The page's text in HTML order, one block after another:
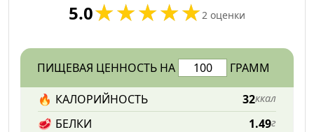
5.0 2 оценки
ПИЩЕВАЯ ЦЕННОСТЬ НА ГРАММ
🔥 КАЛОРИЙНОСТЬ 32ккал
🥩 БЕЛКИ 1.49г